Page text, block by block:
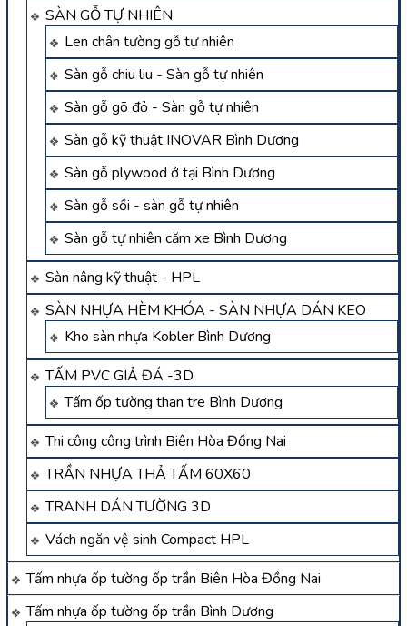
SÀN GỖ TỰ NHIÊN
Len chân tường gỗ tự nhiên
Sàn gỗ chiu liu - Sàn gỗ tự nhiên
Sàn gỗ gõ đỏ - Sàn gỗ tự nhiên
Sàn gỗ kỹ thuật INOVAR Bình Dương
Sàn gỗ plywood ở tại Bình Dương
Sàn gỗ sồi - sàn gỗ tự nhiên
Sàn gỗ tự nhiên căm xe Bình Dương
Sàn nâng kỹ thuật - HPL
SÀN NHỰA HÈM KHÓA - SÀN NHỰA DÁN KEO
Kho sàn nhựa Kobler Bình Dương
TẤM PVC GIẢ ĐÁ -3D
Tấm ốp tường than tre Bình Dương
Thi công công trình Biên Hòa Đồng Nai
TRẦN NHỰA THẢ TẤM 60X60
TRANH DÁN TƯỜNG 3D
Vách ngăn vệ sinh Compact HPL
Tấm nhựa ốp tường ốp trần Biên Hòa Đồng Nai
Tấm nhựa ốp tường ốp trần Bình Dương